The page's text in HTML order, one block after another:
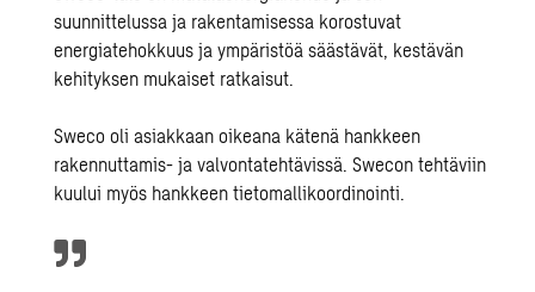
suunnittelussa ja rakentamisessa korostuvat
energiatehokkuus ja ympäristöä säästävät, kestävän
kehityksen mukaiset ratkaisut.
Sweco oli asiakkaan oikeana kätenä hankkeen
rakennuttamis- ja valvontatehtävissä. Swecon tehtäviin
kuului myös hankkeen tietomallikoordinointi.